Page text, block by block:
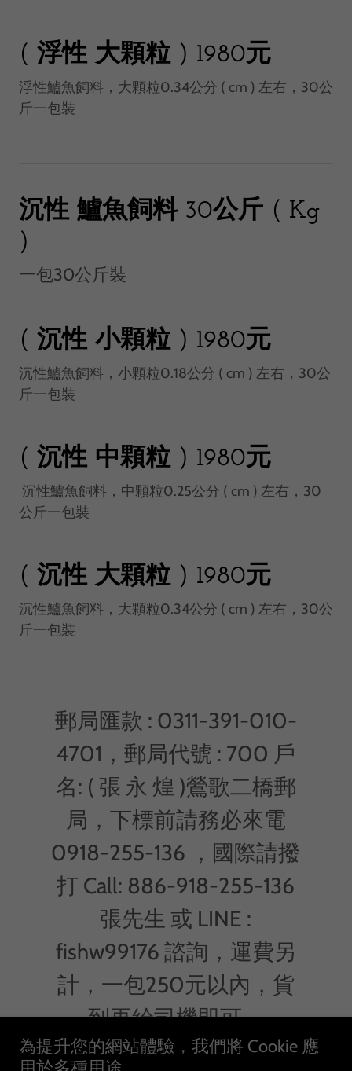
( 浮性 大顆粒 ) 1980元
浮性鱸魚飼料，大顆粒0.34公分 ( cm ) 左右，30公
斤一包裝
沉性 鱸魚飼料 30公斤 ( Kg
)
一包30公斤裝
( 沉性 小顆粒 ) 1980元
沉性鱸魚飼料，小顆粒0.18公分 ( cm ) 左右，30公
斤一包裝
( 沉性 中顆粒 ) 1980元
沉性鱸魚飼料，中顆粒0.25公分 ( cm ) 左右，30
公斤一包裝
( 沉性 大顆粒 ) 1980元
沉性鱸魚飼料，大顆粒0.34公分 ( cm ) 左右，30公
斤一包裝
郵局匯款 : 0311-391-010-
4701，郵局代號 : 700 戶
名: ( 張 永 煌 )鶯歌二橋郵
局，下標前請務必來電
0918-255-136 ，國際請撥
打 Call: 886-918-255-136
張先生 或 LINE :
fishw99176 諮詢，運費另
計，一包250元以內，貨
到再給司機即可。
為提升您的網站體驗，我們將 Cookie 應